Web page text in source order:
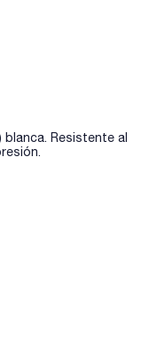
Resistente al